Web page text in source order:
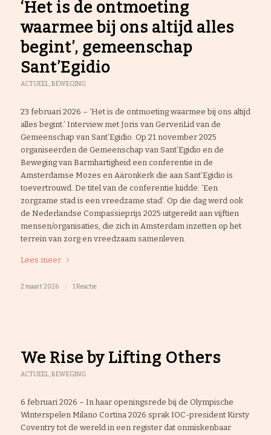
‘Het is de ontmoeting
waarmee bij ons altijd alles
begint’, gemeenschap
Sant’Egidio
ACTUEEL,BEWEGING
23 februari 2026 – ‘Het is de ontmoeting waarmee bij ons altijd
alles begint.’ Interview met Joris van GervenLid van de
Gemeenschap van Sant’Egidio. Op 21 november 2025
organiseerden de Gemeenschap van Sant’Egidio en de
Beweging van Barmhartigheid een conferentie in de
Amsterdamse Mozes en Aäronkerk die aan Sant’Egidio is
toevertrouwd. De titel van de conferentie luidde: ‘Een
zorgzame stad is een vreedzame stad’. Op die dag werd ook
de Nederlandse Compassieprijs 2025 uitgereikt aan vijftien
mensen/organisaties, die zich in Amsterdam inzetten op het
terrein van zorg en vreedzaam samenleven.
Lees meer
2 maart 2026 1 Reactie
We Rise by Lifting Others
ACTUEEL,BEWEGING
6 februari 2026 – In haar openingsrede bij de Olympische
Winterspelen Milano Cortina 2026 sprak IOC-president Kirsty
Coventry tot de wereld in een register dat onmiskenbaar